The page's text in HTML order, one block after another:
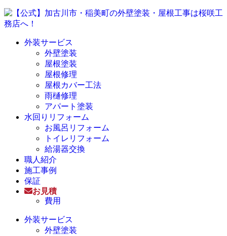
外装サービス
外壁塗装
屋根塗装
屋根修理
屋根カバー工法
雨樋修理
アパート塗装
水回りリフォーム
お風呂リフォーム
トイレリフォーム
給湯器交換
職人紹介
施工事例
保証
お見積
費用
外装サービス
外壁塗装